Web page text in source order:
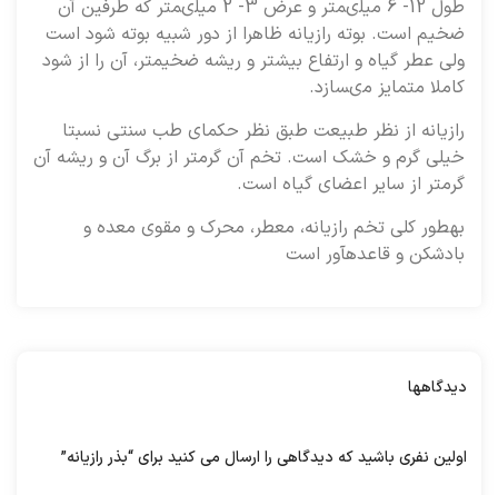
طول 12- 6 ميلى‏متر و عرض 3- 2 ميلى‏متر كه طرفين آن
ضخيم است. بوته رازيانه ظاهرا از دور شبيه بوته شود است
ولى عطر گياه و ارتفاع بيشتر و ريشه ضخيم‏تر، آن را از شود
كاملا متمايز مى‏سازد.
رازيانه از نظر طبيعت طبق نظر حكماى طب سنتى نسبتا
خيلى گرم و خشك است. تخم آن گرمتر از برگ آن و ريشه آن
گرمتر از ساير اعضاى گياه است.
به‏طور كلى تخم رازيانه، معطر، محرك و مقوى معده و
بادشكن و قاعده‏آور است
دیدگاهها
اولین نفری باشید که دیدگاهی را ارسال می کنید برای “بذر رازیانه”